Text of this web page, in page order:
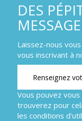
DES
Laissez-nous
vous inscrivant à
Vous pouvez
trouverez pour
les conditions